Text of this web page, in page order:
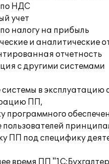
по НДС
учет
налогу на прибыль
и аналитические
отчетность
с другими системами
в эксплуатацию
ПП,
программного
пользователей
ПП под специфику
время ПП